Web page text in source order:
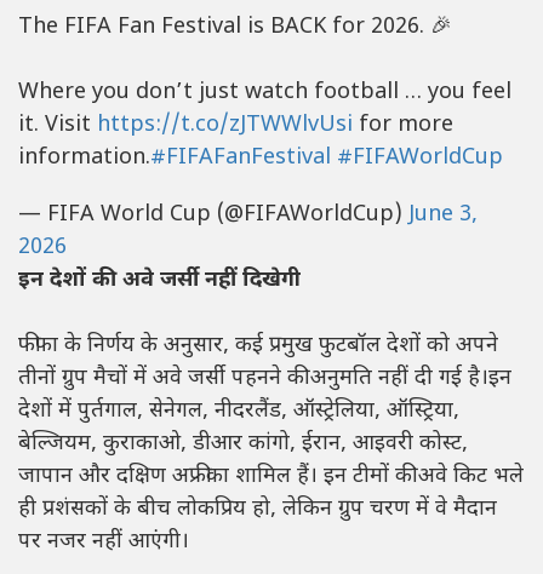
The FIFA Fan Festival is BACK for 2026. 🎉
Where you don’t just watch football … you feel
it. Visit https://t.co/zJTWWlvUsi for more
information.#FIFAFanFestival #FIFAWorldCup
— FIFA World Cup (@FIFAWorldCup)June 3,
2026
इन देशों की अवे जर्सी नहीं दिखेगी
फीफा के निर्णय के अनुसार, कई प्रमुख फुटबॉल देशों को अपने
तीनों ग्रुप मैचों में अवे जर्सी पहनने की अनुमति नहीं दी गई है।इन
देशों में पुर्तगाल, सेनेगल, नीदरलैंड, ऑस्ट्रेलिया, ऑस्ट्रिया,
बेल्जियम, कुराकाओ, डीआर कांगो, ईरान, आइवरी कोस्ट,
जापान और दक्षिण अफ्रीका शामिल हैं। इन टीमों की अवे किट भले
ही प्रशंसकों के बीच लोकप्रिय हो, लेकिन ग्रुप चरण में वे मैदान
पर नजर नहीं आएंगी।